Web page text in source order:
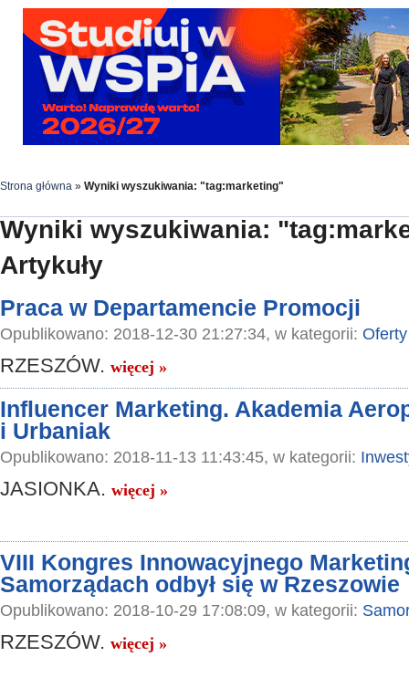
Strona główna » Wyniki wyszukiwania: "tag:marketing"
Wyniki wyszukiwania:
Artykuły
Praca w Departamencie Promocji
Opublikowano: 2018-12-30 21:27:34, w kategorii:
RZESZÓW. więcej »
Influencer Marketing. Akademia
i Urbaniak
Opublikowano: 2018-11-13 11:43:45, w kategorii:
JASIONKA. więcej »
VIII Kongres Innowacyjnego
Samorządach odbył się w Rzeszowie
Opublikowano: 2018-10-29 17:08:09, w kategorii:
RZESZÓW. więcej »